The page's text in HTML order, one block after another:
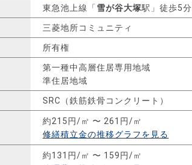
東急池上線「 雪が谷大塚駅」徒歩5分
三菱地所コミュニティ
所有権
第一種中高層住居専用地域
準住居地域
SRC（鉄筋鉄骨コンクリート）
約215円/㎡ 〜 261円/㎡
修繕積立金の推移グラフを見る
約131円/㎡ 〜 159円/㎡